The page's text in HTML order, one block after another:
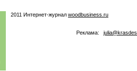
2011 Интернет-журнал woodbusiness.ru
Реклама: